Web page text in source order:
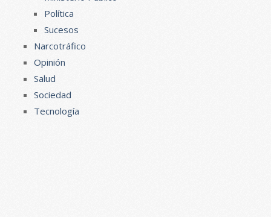
Política
Sucesos
Narcotráfico
Opinión
Salud
Sociedad
Tecnología